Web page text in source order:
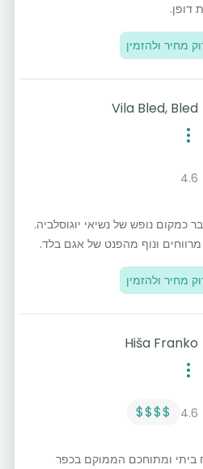
דופן.
מחיר ולהזמין
Vila Bled, Bled
4.6
כמקום נופש של נשיאי יוגוסלביה.
ונוף מהפנט של אגם בלד.
מחיר ולהזמין
Hiša Franko
4.6
$$$$
ביתי ומתוחכם הממוקם בכפר